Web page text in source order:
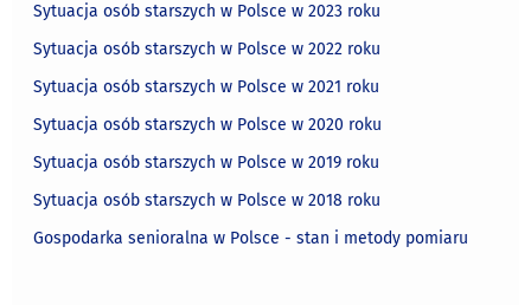
Sytuacja osób starszych w Polsce w 2023 roku
Sytuacja osób starszych w Polsce w 2022 roku
Sytuacja osób starszych w Polsce w 2021 roku
Sytuacja osób starszych w Polsce w 2020 roku
Sytuacja osób starszych w Polsce w 2019 roku
Sytuacja osób starszych w Polsce w 2018 roku
Gospodarka senioralna w Polsce - stan i metody pomiaru